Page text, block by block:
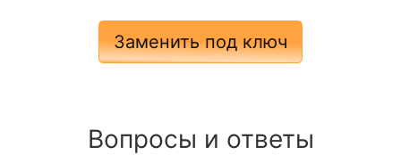
Заменить под ключ
Вопросы и ответы